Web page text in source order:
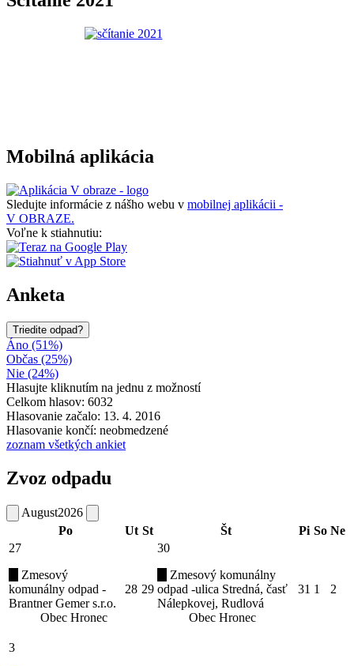
Mobilná aplikácia
Sledujte informácie z nášho webu v mobilnej aplikácii -
V OBRAZE.
Voľne k stiahnutiu:
Anketa
Triedite odpad?
Áno (51%)
Občas (25%)
Nie (24%)
Hlasujte kliknutím na jednu z možností
Celkom hlasov: 6032
Hlasovanie začalo: 13. 4. 2016
Hlasovanie končí: neobmedzené
zoznam všetkých ankiet
Zvoz odpadu
August2026
Po
Ut St Št Pi So Ne
27
Zmesový
komunálny odpad -
Brantner Gemer s.r.o.
Obec Hronec
28 29
30
Zmesový komunálny
odpad -ulica Stredná, časť
Nálepkovej, Rudlová
Obec Hronec
31 1 2
3